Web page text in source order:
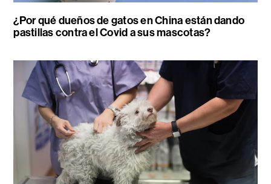
¿Por qué dueños de gatos en China están dando
pastillas contra el Covid a sus mascotas?